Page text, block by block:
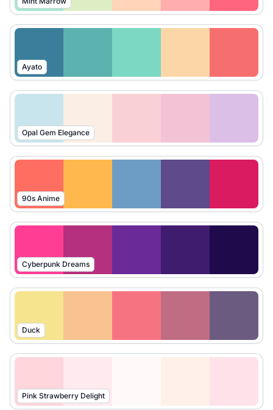
Ayato
Opal Gem Elegance
90s Anime
Cyberpunk Dreams
Duck
Pink Strawberry Delight